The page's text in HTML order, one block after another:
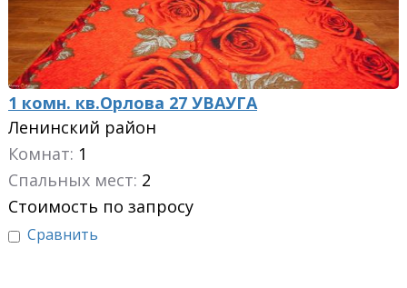
1 комн. кв.Орлова 27 УВАУГА
Ленинский район
Комнат: 1
Спальных мест: 2
Стоимость по запросу
Сравнить